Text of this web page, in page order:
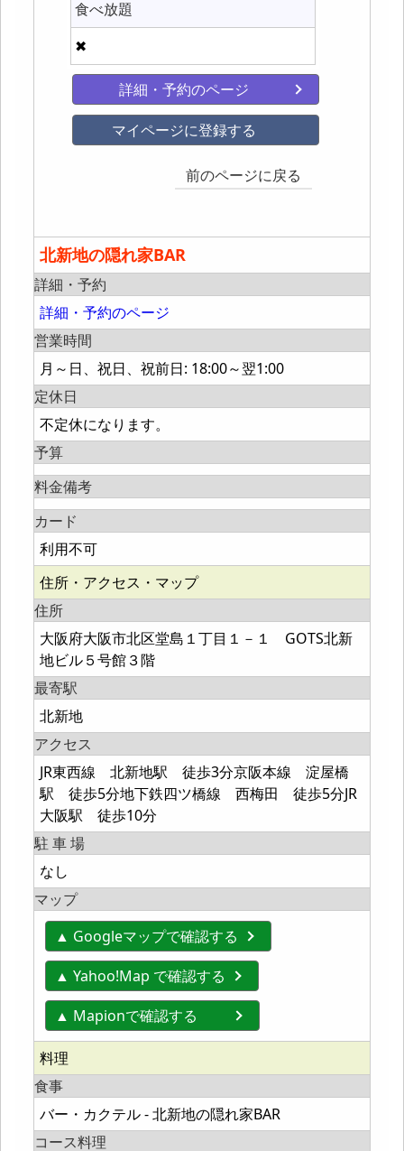
食べ放題
✖
詳細・予約のページ
マイページに登録する
前のページに戻る
北新地の隠れ家BAR
詳細・予約
詳細・予約のページ
営業時間
月～日、祝日、祝前日: 18:00～翌1:00
定休日
不定休になります。
予算
料金備考
カード
利用不可
住所・アクセス・マップ
住所
大阪府大阪市北区堂島１丁目１－１ GOTS北新
地ビル５号館３階
最寄駅
北新地
アクセス
JR東西線 北新地駅 徒歩3分京阪本線 淀屋橋
駅 徒歩5分地下鉄四ツ橋線 西梅田 徒歩5分JR
大阪駅 徒歩10分
駐 車 場
なし
マップ
▲ Googleマップで確認する
▲ Yahoo!Map で確認する
▲ Mapionで確認する
料理
食事
バー・カクテル - 北新地の隠れ家BAR
コース料理